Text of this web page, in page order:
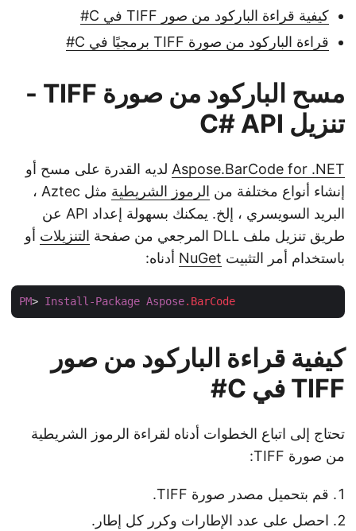
كيفية قراءة الباركود من صور TIFF في C#
قراءة الباركود من صورة TIFF برمجيًا في C#
مسح الباركود من صورة TIFF -
تنزيل C# API
Aspose.BarCode for .NETلديه القدرة على مسح أو
إنشاء أنواع مختلفة منالرموز الشريطية
مثل Aztec ،
البريد السويسري ، إلخ. يمكنك بسهولة إعداد API عن
طريق تنزيل ملف DLL المرجعي من صفحة
التنزيلاتأو
باستخدام أمر التثبيتNuGetأدناه:
PM > Install-Package Aspose.BarCode
كيفية قراءة الباركود من صور
TIFF في C#
تحتاج إلى اتباع الخطوات أدناه لقراءة الرموز الشريطية
من صورة TIFF:
قم بتحميل مصدر صورة TIFF.
احصل على عدد الإطارات وكرر كل إطار.